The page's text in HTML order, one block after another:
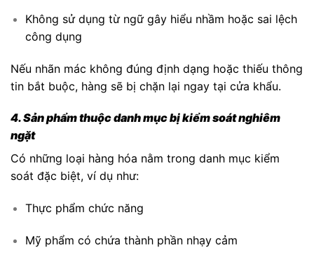
Không sử dụng từ ngữ gây hiểu nhầm hoặc sai lệch
công dụng
Nếu nhãn mác không đúng định dạng hoặc thiếu thông
tin bắt buộc, hàng sẽ bị chặn lại ngay tại cửa khẩu.
4. Sản phẩm thuộc danh mục bị kiểm soát nghiêm
ngặt
Có những loại hàng hóa nằm trong danh mục kiểm
soát đặc biệt, ví dụ như:
Thực phẩm chức năng
Mỹ phẩm có chứa thành phần nhạy cảm